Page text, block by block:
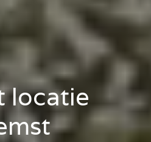
locatie